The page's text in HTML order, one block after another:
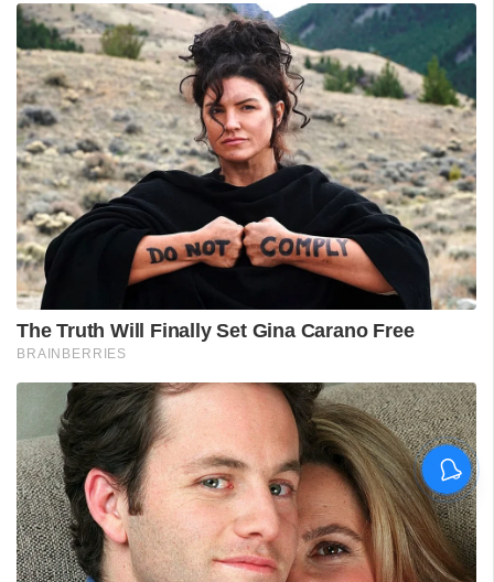
ശ്രീലങ്കൻ പര്യടനം:
ഇന്ത്യയുടെ സന്നാഹ
മത്സരത്തിന് ഇന്ന് തുടക്കം